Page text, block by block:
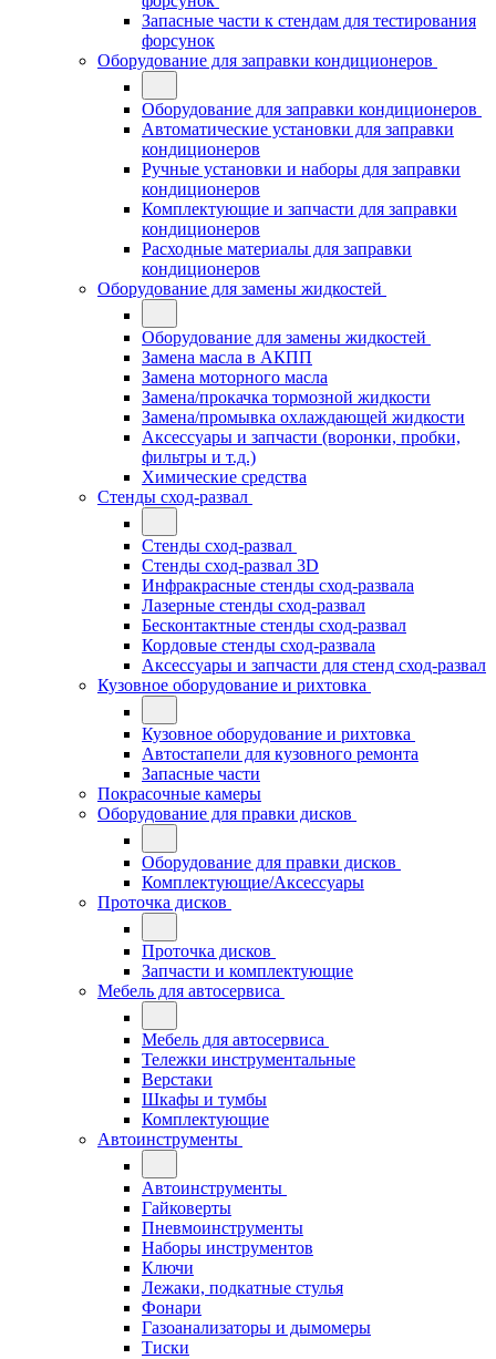
Запасные части к стендам для тестирования
форсунок
Оборудование для заправки кондиционеров
Оборудование для заправки кондиционеров
Автоматические установки для заправки
кондиционеров
Ручные установки и наборы для заправки
кондиционеров
Комплектующие и запчасти для заправки
кондиционеров
Расходные материалы для заправки
кондиционеров
Оборудование для замены жидкостей
Оборудование для замены жидкостей
Замена масла в АКПП
Замена моторного масла
Замена/прокачка тормозной жидкости
Замена/промывка охлаждающей жидкости
Аксессуары и запчасти (воронки, пробки,
фильтры и т.д.)
Химические средства
Стенды сход-развал
Стенды сход-развал
Стенды сход-развал 3D
Инфракрасные стенды сход-развала
Лазерные стенды сход-развал
Бесконтактные стенды сход-развал
Кордовые стенды сход-развала
Аксессуары и запчасти для стенд сход-развал
Кузовное оборудование и рихтовка
Кузовное оборудование и рихтовка
Автостапели для кузовного ремонта
Запасные части
Покрасочные камеры
Оборудование для правки дисков
Оборудование для правки дисков
Комплектующие/Аксессуары
Проточка дисков
Проточка дисков
Запчасти и комплектующие
Мебель для автосервиса
Мебель для автосервиса
Тележки инструментальные
Верстаки
Шкафы и тумбы
Комплектующие
Автоинструменты
Автоинструменты
Гайковерты
Пневмоинструменты
Наборы инструментов
Ключи
Лежаки, подкатные стулья
Фонари
Газоанализаторы и дымомеры
Тиски